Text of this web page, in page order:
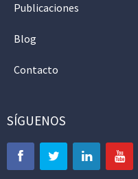
Publicaciones
Blog
Contacto
SÍGUENOS